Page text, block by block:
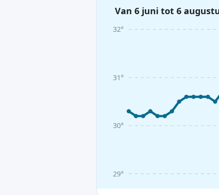
Van 6 juni tot 6
29°
30°
31°
32°